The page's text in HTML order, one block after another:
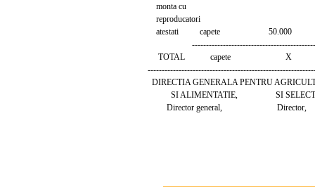
monta cu
reproducatori
atestati capete 50.000
TOTAL capete X
DIRECTIA GENERALA PENTRU
SI ALIMENTATIE, SI SELECTIE
Director general, Director,